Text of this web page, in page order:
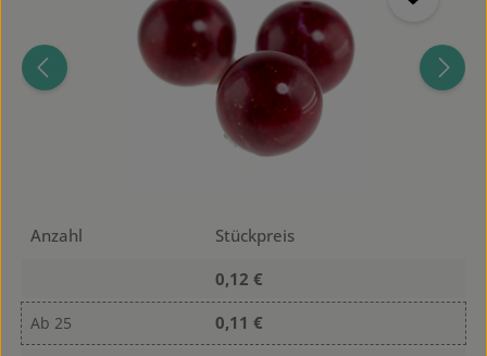
Anzahl
Stückpreis
0,12 €
Ab 25 0,11 €